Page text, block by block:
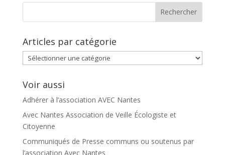
Articles par catégorie
Articles
par
Voir aussi
Adhérer à l’association AVEC Nantes
Avec Nantes Association de Veille Écologiste et
Citoyenne
Communiqués de Presse communs ou soutenus par
l’association Avec Nantes